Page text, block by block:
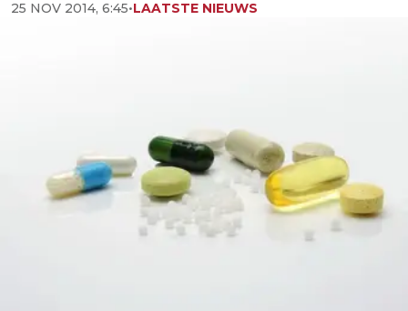
25 NOV 2014, 6:45•LAATSTE NIEUWS